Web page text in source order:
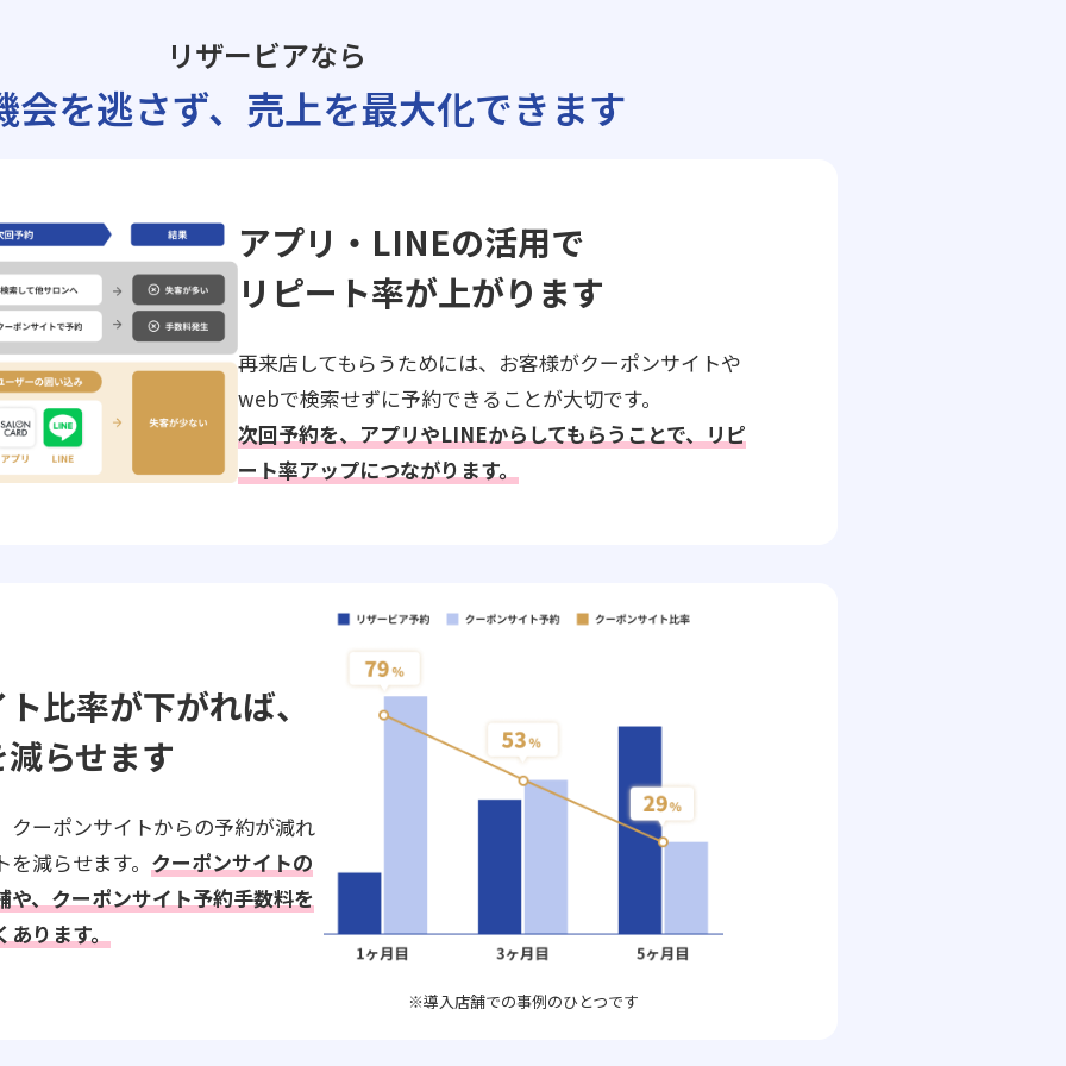
リザービアなら
を逃さず、 売上を最大化できます
アプリ・LINEの活用で
リピート率が上がります
再来店してもらうためには、お客様がクーポンサイトや
webで検索せずに予約できることが大切です。
次回予約を、アプリやLINEからしてもらうことで、リピ
ート率アップにつながります。
比率が下がれば、
らせます
クーポンサイトからの予約が減れ
減らせます。 クーポンサイトの
や、クーポンサイト予約手数料を
あります。
※導入店舗での事例のひとつです